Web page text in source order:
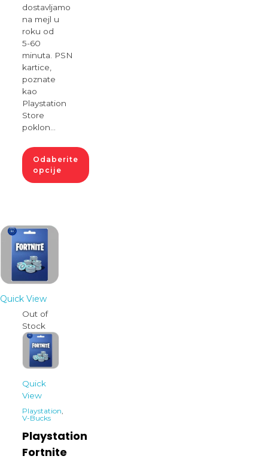
dostavljamo
na mejl u
roku od
5-60
minuta. PSN
kartice,
poznate
kao
Playstation
Store
poklon…
Odaberite
opcije
Quick View
Out of
Stock
Quick
View
Playstation,
V-Bucks
Playstation
Fortnite